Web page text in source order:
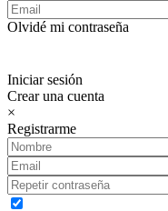
Olvidé mi contraseña
Iniciar sesión
Crear una cuenta
×
Registrarme